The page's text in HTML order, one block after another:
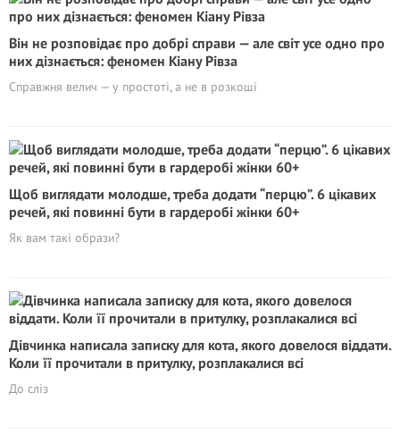
Він не розповідає про добрі справи — але світ усе одно про
них дізнається: феномен Кіану Рівза
Справжня велич — у простоті, а не в розкоші
Щоб виглядати молодше, треба додати “перцю”. 6 цікавих
речей, які повинні бути в гардеробі жінки 60+
Як вам такі образи?
Дівчинка написала записку для кота, якого довелося віддати.
Коли її прочитали в притулку, розплакалися всі
До сліз